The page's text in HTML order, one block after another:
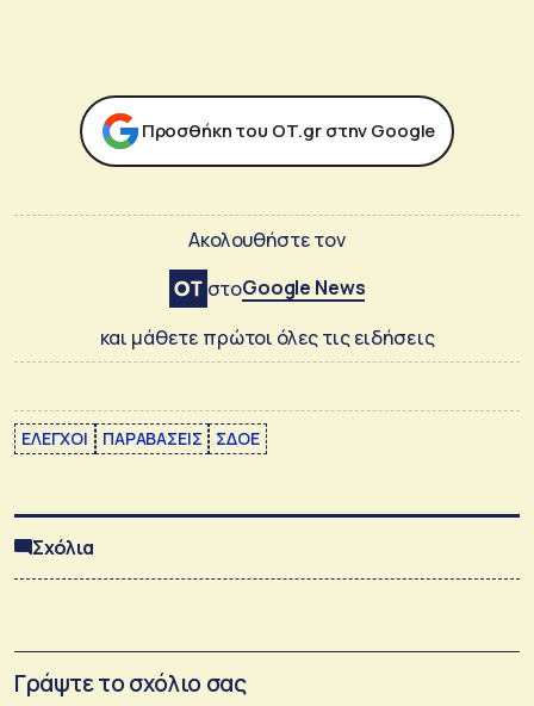
Προσθήκη του ΟΤ.gr στην Google
Ακολουθήστε τον
στοGoogle News
και μάθετε πρώτοι όλες τις ειδήσεις
ΕΛΕΓΧΟΙ ΠΑΡΑΒΑΣΕΙΣ ΣΔΟΕ
Σχόλια
Γράψτε το σχόλιο σας